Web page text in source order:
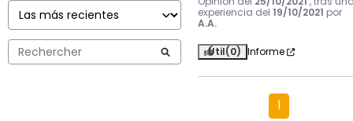
experiencia del 19/10/2021 por
A.A.
Útil(0) Informe
1